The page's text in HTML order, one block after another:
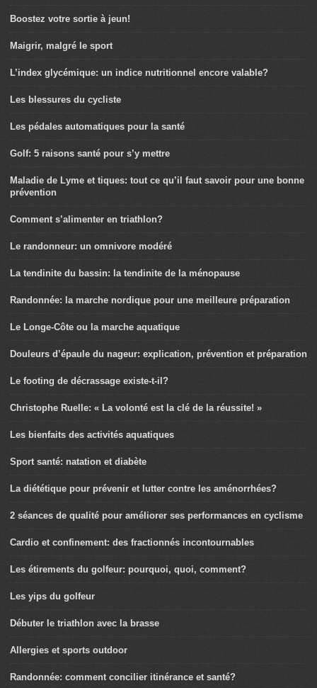
Boostez votre sortie à jeun!
Maigrir, malgré le sport
L’index glycémique: un indice nutritionnel encore valable?
Les blessures du cycliste
Les pédales automatiques pour la santé
Golf: 5 raisons santé pour s’y mettre
Maladie de Lyme et tiques: tout ce qu’il faut savoir pour une bonne
prévention
Comment s’alimenter en triathlon?
Le randonneur: un omnivore modéré
La tendinite du bassin: la tendinite de la ménopause
Randonnée: la marche nordique pour une meilleure préparation
Le Longe-Côte ou la marche aquatique
Douleurs d’épaule du nageur: explication, prévention et préparation
Le footing de décrassage existe-t-il?
Christophe Ruelle: « La volonté est la clé de la réussite! »
Les bienfaits des activités aquatiques
Sport santé: natation et diabète
La diététique pour prévenir et lutter contre les aménorrhées?
2 séances de qualité pour améliorer ses performances en cyclisme
Cardio et confinement: des fractionnés incontournables
Les étirements du golfeur: pourquoi, quoi, comment?
Les yips du golfeur
Débuter le triathlon avec la brasse
Allergies et sports outdoor
Randonnée: comment concilier itinérance et santé?